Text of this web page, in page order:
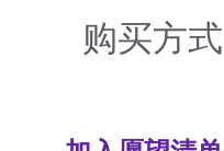
购买方式